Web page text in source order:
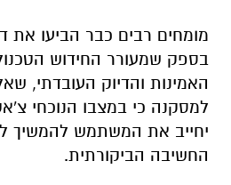
מומחים רבים כבר הביעו את
בספק שמעורר החידוש
האמינות והדיוק העובדתי,
למסקנה כי במצבו הנוכחי
יחייב את המשתמש להמשיך
החשיבה הביקורתית.